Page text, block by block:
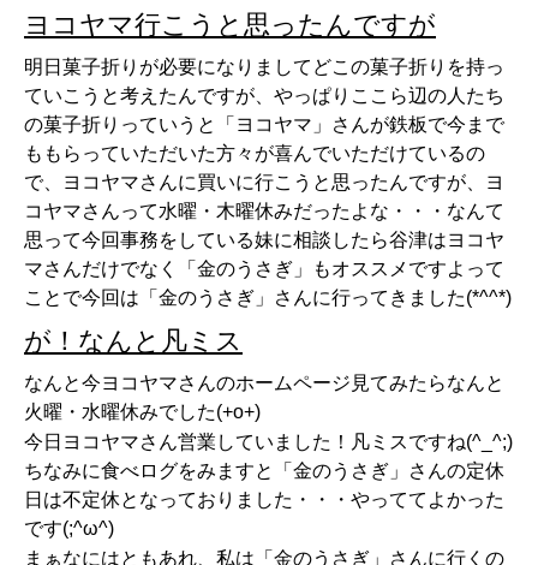
ヨコヤマ行こうと思ったんですが
明日菓子折りが必要になりましてどこの菓子折りを持っ
ていこうと考えたんですが、やっぱりここら辺の人たち
の菓子折りっていうと「ヨコヤマ」さんが鉄板で今まで
ももらっていただいた方々が喜んでいただけているの
で、ヨコヤマさんに買いに行こうと思ったんですが、ヨ
コヤマさんって水曜・木曜休みだったよな・・・なんて
思って今回事務をしている妹に相談したら谷津はヨコヤ
マさんだけでなく「金のうさぎ」もオススメですよって
ことで今回は「金のうさぎ」さんに行ってきました(*^^*)
が！なんと凡ミス
なんと今ヨコヤマさんのホームページ見てみたらなんと
火曜・水曜休みでした(+o+)
今日ヨコヤマさん営業していました！凡ミスですね(^_^;)
ちなみに食べログをみますと「金のうさぎ」さんの定休
日は不定休となっておりました・・・やっててよかった
です(;^ω^)
まぁなにはともあれ、私は「金のうさぎ」さんに行くの